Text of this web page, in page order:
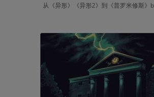
从《异形》《异形2》到《普罗米修斯》